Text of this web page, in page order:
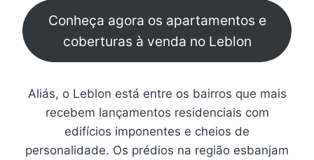
Conheça agora os apartamentos e
coberturas à venda no Leblon
Aliás, o Leblon está entre os bairros que mais
recebem lançamentos residenciais com
edifícios imponentes e cheios de
personalidade. Os prédios na região esbanjam